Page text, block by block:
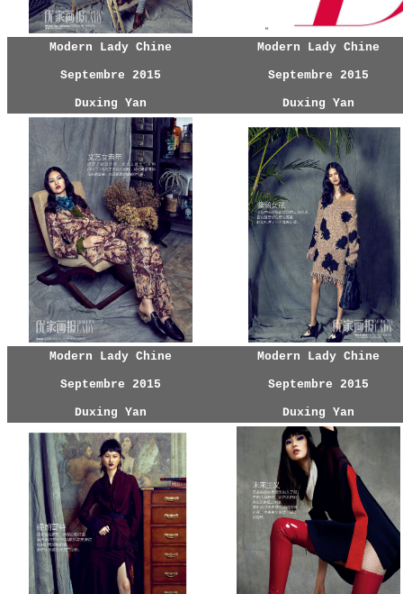
Modern Lady Chine
Septembre 2015
Duxing Yan
Modern Lady Chine
Septembre 2015
Duxing Yan
Modern Lady Chine
Septembre 2015
Duxing Yan
Modern Lady Chine
Septembre 2015
Duxing Yan